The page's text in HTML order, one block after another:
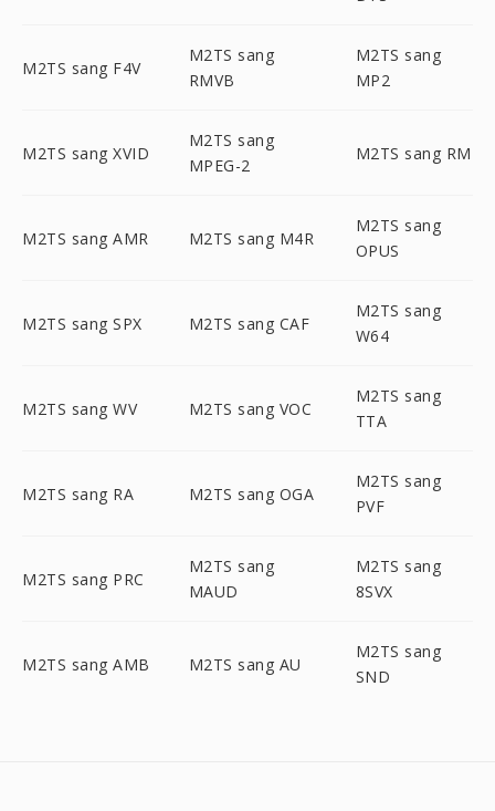
M2TS sang F4V
M2TS sang
RMVB
M2TS sang
MP2
M2TS sang XVID
M2TS sang
MPEG-2
M2TS sang RM
M2TS sang AMR M2TS sang M4R
M2TS sang
OPUS
M2TS sang SPX M2TS sang CAF
M2TS sang
W64
M2TS sang WV M2TS sang VOC
M2TS sang
TTA
M2TS sang RA M2TS sang OGA
M2TS sang
PVF
M2TS sang PRC
M2TS sang
MAUD
M2TS sang
8SVX
M2TS sang AMB M2TS sang AU
M2TS sang
SND